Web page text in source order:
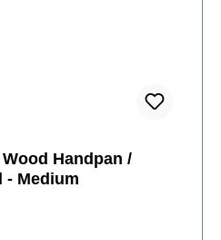
Handpan /
- Medium